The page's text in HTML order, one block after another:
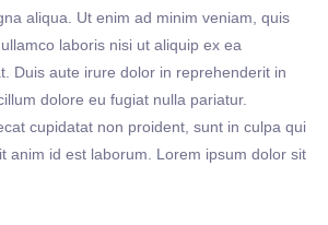
aliqua. Ut enim ad minim veniam, quis
laboris nisi ut aliquip ex ea
Duis aute irure dolor in reprehenderit in
dolore eu fugiat nulla pariatur.
cupidatat non proident, sunt in culpa qui
anim id est laborum. Lorem ipsum dolor sit